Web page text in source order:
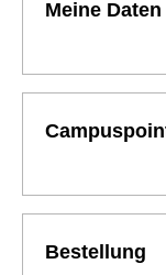
Meine Daten
Bestellung